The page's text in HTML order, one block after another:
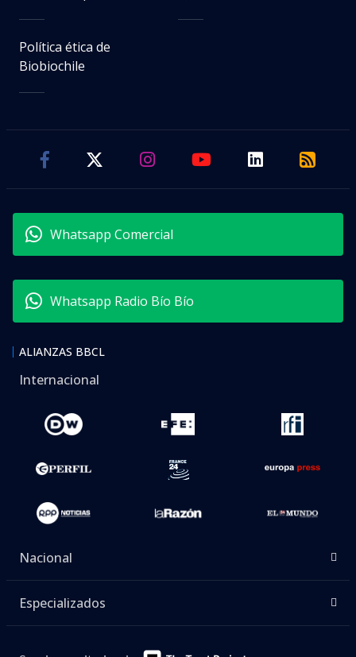
Política ética de
Biobiochile
Whatsapp Comercial
Whatsapp Radio Bío Bío
ALIANZAS BBCL
Internacional
Nacional
Especializados